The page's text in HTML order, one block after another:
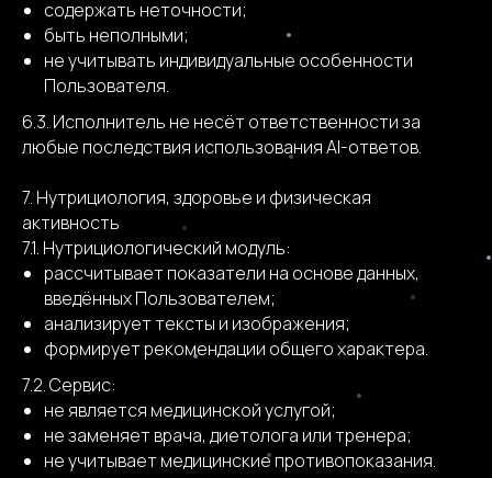
содержать неточности;
быть неполными;
не учитывать индивидуальные особенности
Пользователя.
6.3. Исполнитель не несёт ответственности за
любые последствия использования AI-ответов.
7. Нутрициология, здоровье и физическая
активность
7.1. Нутрициологический модуль:
рассчитывает показатели на основе данных,
введённых Пользователем;
анализирует тексты и изображения;
формирует рекомендации общего характера.
7.2. Сервис:
не является медицинской услугой;
не заменяет врача, диетолога или тренера;
не учитывает медицинские противопоказания.